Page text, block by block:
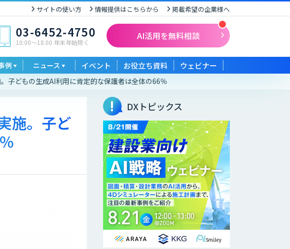
サイトの使い方 情報提供はこちらから 掲載希望の企業様へ
03-6452-4750
10:00〜18:00 年末年始除く
AI活用を無料相談
例 ニュース イベント お役立ち資料 ウェビナー
子どもの生成AI利用に肯定的な保護者は全体の66％
施。子ど
DXトピックス